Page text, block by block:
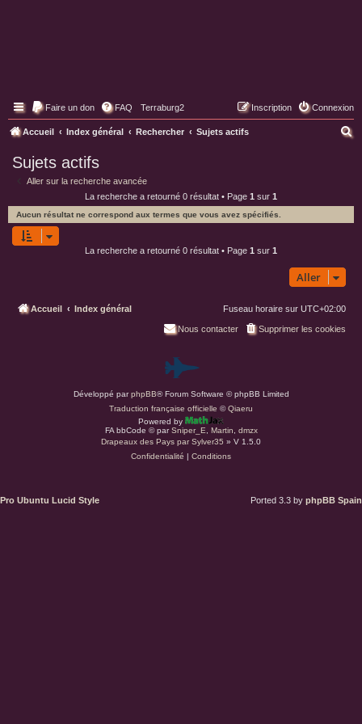
Pages web de Terraburg
Faire un don FAQ Terraburg2 Connexion
Inscription
Accueil Index général Rechercher Sujets actifs
e
Sujets actifs
Aller sur la recherche avancée
La recherche a retourné 0 résultat • Page 1 sur 1
Aucun résultat ne correspond aux termes que vous avez spécifiés.
La recherche a retourné 0 résultat • Page 1 sur 1
Aller
Accueil Index général Fuseau horaire sur UTC+02:00
Supprimer les cookies
Nous contacter
P
a
r
d
Développé parphpBB® Forum Software © phpBB Limited
Traduction française officielle ©Qiaeru
Powered by
FA bbCode ©parSniper_E Martin
dmzx
Drapeaux des Pays par Sylver35 » V 1.5.0
Confidentialité | Conditions
Pro Ubuntu Lucid Style Ported 3.3 by phpBB Spain